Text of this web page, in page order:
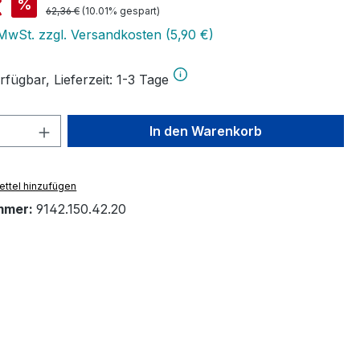
% Regulärer Preis:
62,36 € (10.01% gespart)
zzgl. Versandkosten (5,90 €)
Lieferzeit: 1-3 Tage
Anzahl: Gib den gewünschten Wert
In den Warenkorb
hinzufügen
9142.150.42.20